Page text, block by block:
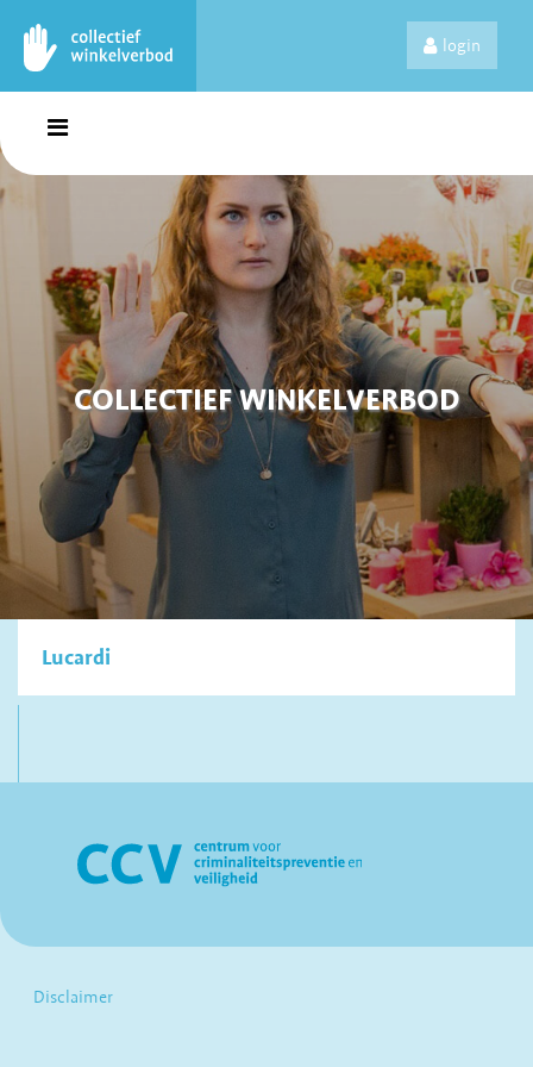
login
COLLECTIEF WINKELVERBOD
Lucardi
Disclaimer